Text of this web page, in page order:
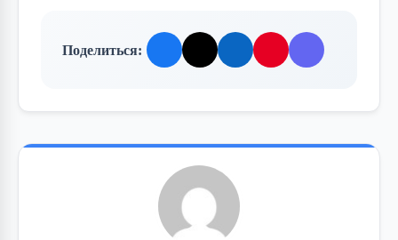
Поделиться: